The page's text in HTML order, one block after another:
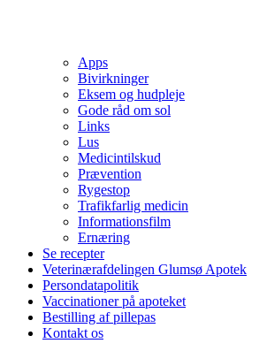
Apps
Bivirkninger
Eksem og hudpleje
Gode råd om sol
Links
Lus
Medicintilskud
Prævention
Rygestop
Trafikfarlig medicin
Informationsfilm
Ernæring
Se recepter
Veterinærafdelingen Glumsø Apotek
Persondatapolitik
Vaccinationer på apoteket
Bestilling af pillepas
Kontakt os